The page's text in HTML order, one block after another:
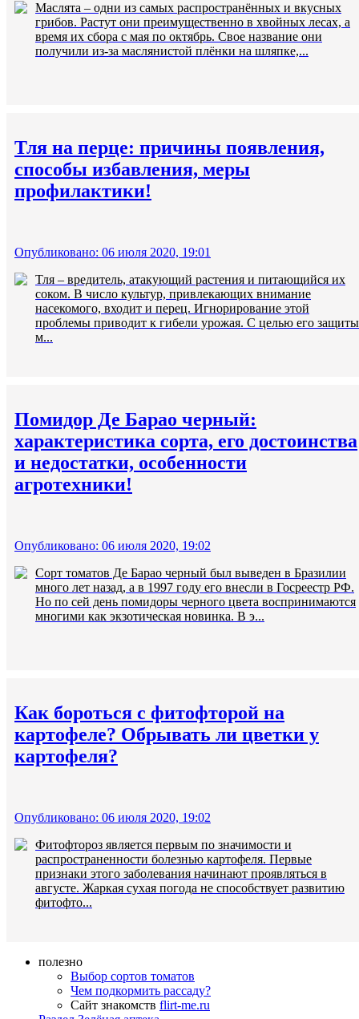
Маслята – одни из самых распространённых и вкусных
грибов. Растут они преимущественно в хвойных лесах, а
время их сбора с мая по октябрь. Свое название они
получили из-за маслянистой плёнки на шляпке,...
Тля на перце: причины появления,
способы избавления, меры
профилактики!
Опубликовано: 06 июля 2020, 19:01
Тля – вредитель, атакующий растения и питающийся их
соком. В число культур, привлекающих внимание
насекомого, входит и перец. Игнорирование этой
проблемы приводит к гибели урожая. С целью его защиты
м...
Помидор Де Барао черный:
характеристика сорта, его достоинства
и недостатки, особенности
агротехники!
Опубликовано: 06 июля 2020, 19:02
Сорт томатов Де Барао черный был выведен в Бразилии
много лет назад, а в 1997 году его внесли в Госреестр РФ.
Но по сей день помидоры черного цвета воспринимаются
многими как экзотическая новинка. В э...
Как бороться с фитофторой на
картофеле? Обрывать ли цветки у
картофеля?
Опубликовано: 06 июля 2020, 19:02
Фитофтороз является первым по значимости и
распространенности болезнью картофеля. Первые
признаки этого заболевания начинают проявляться в
августе. Жаркая сухая погода не способствует развитию
фитофто...
полезно
Выбор сортов томатов
Чем подкормить рассаду?
Сайт знакомств flirt-me.ru